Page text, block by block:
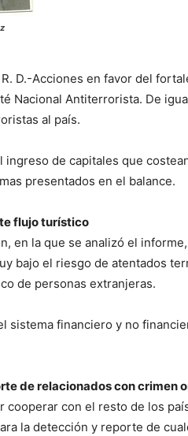
R. D.-Acciones en favor del
Nacional Antiterrorista. De
al país.
ingreso de capitales que
presentados en el balance.
flujo turístico
en la que se analizó el
bajo el riesgo de atentados
de personas extranjeras.
sistema financiero y no
de relacionados con crimen
cooperar con el resto de los
la detección y reporte de